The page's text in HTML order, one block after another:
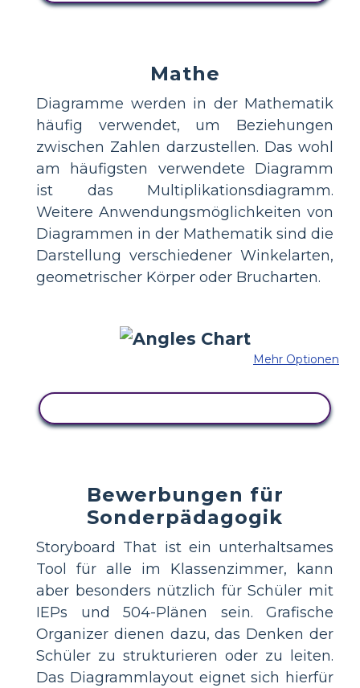
Mathe
Diagramme werden in der Mathematik
häufig verwendet, um Beziehungen
zwischen Zahlen darzustellen. Das wohl
am häufigsten verwendete Diagramm
ist das Multiplikationsdiagramm.
Weitere Anwendungsmöglichkeiten von
Diagrammen in der Mathematik sind die
Darstellung verschiedener Winkelarten,
geometrischer Körper oder Brucharten.
Mehr Optionen
Bewerbungen für
Sonderpädagogik
Storyboard That ist ein unterhaltsames
Tool für alle im Klassenzimmer, kann
aber besonders nützlich für Schüler mit
IEPs und 504-Plänen sein. Grafische
Organizer dienen dazu, das Denken der
Schüler zu strukturieren oder zu leiten.
Das Diagrammlayout eignet sich hierfür